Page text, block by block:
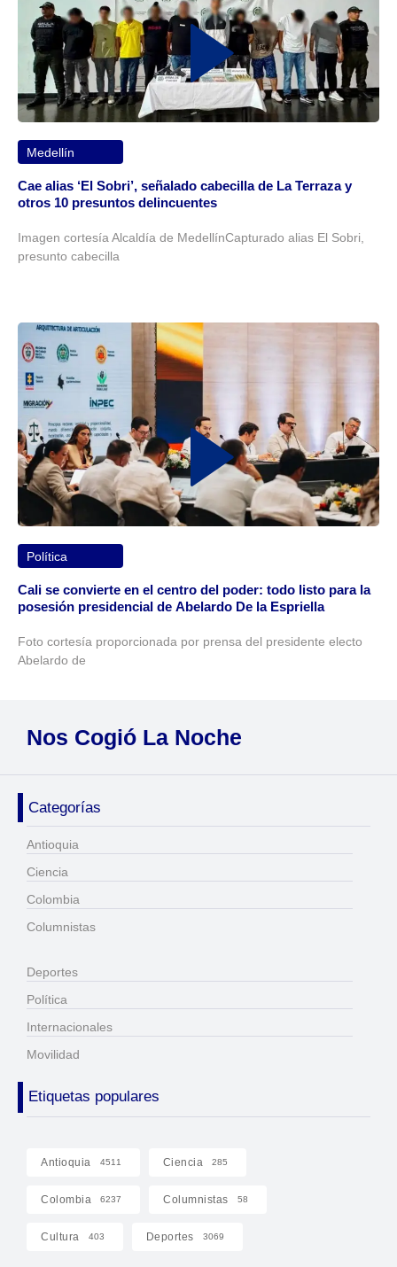
Medellín
Cae alias ‘El Sobri’, señalado cabecilla de La Terraza y
otros 10 presuntos delincuentes
Imagen cortesía Alcaldía de MedellínCapturado alias El Sobri,
presunto cabecilla
Política
Cali se convierte en el centro del poder: todo listo para la
posesión presidencial de Abelardo De la Espriella
Foto cortesía proporcionada por prensa del presidente electo
Abelardo de
Nos Cogió La Noche
Categorías
Antioquia
Ciencia
Colombia
Columnistas
Deportes
Política
Internacionales
Movilidad
Etiquetas populares
Antioquia 4511 Ciencia 285
Colombia 6237 Columnistas 58
Cultura 403 Deportes 3069